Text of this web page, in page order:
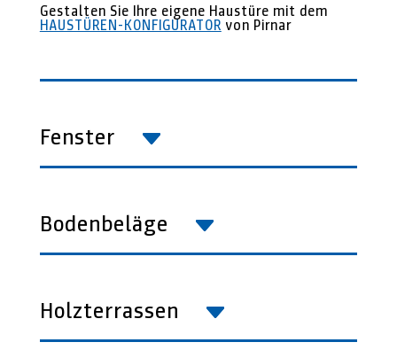
Gestalten Sie Ihre eigene Haustüre mit dem
HAUSTÜREN-KONFIGURATOR von Pirnar
Fenster
Bodenbeläge
Holzterrassen